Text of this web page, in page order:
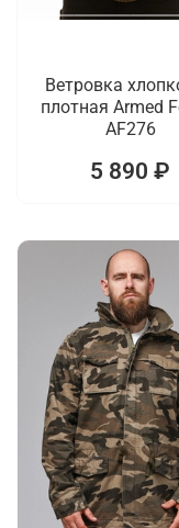
Ветровка
плотная Armed
AF276
5 890 ₽